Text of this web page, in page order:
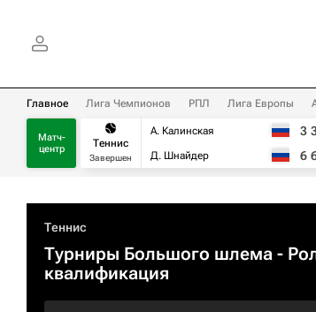
Главное Лига Чемпионов РПЛ Лига Европы
Матч-
центр
Теннис
Завершен
А. Калинская
Д. Шнайдер
3
6
Теннис
Турниры Большого шлема -
квалификация